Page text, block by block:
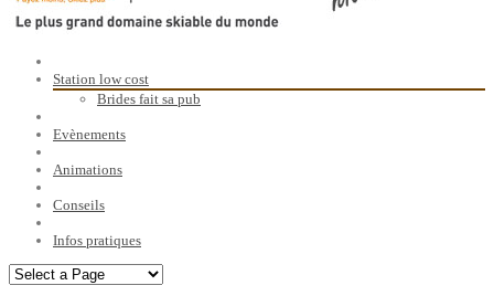
Station low cost
Brides fait sa pub
Evènements
Animations
Conseils
Infos pratiques